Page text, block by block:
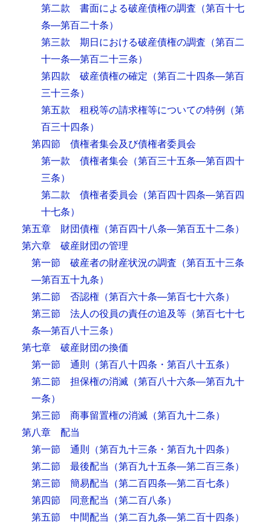
第二款 書面による破産債権の調査 （第百十七
条―第百二十条）
第三款 期日における破産債権の調査 （第百二
十一条―第百二十三条）
第四款 破産債権の確定 （第百二十四条―第百
三十三条）
第五款 租税等の請求権等についての特例 （第
百三十四条）
第四節 債権者集会及び債権者委員会
第一款 債権者集会 （第百三十五条―第百四十
三条）
第二款 債権者委員会 （第百四十四条―第百四
十七条）
第五章 財団債権 （第百四十八条―第百五十二条）
第六章 破産財団の管理
第一節 破産者の財産状況の調査 （第百五十三条
―第百五十九条）
第二節 否認権 （第百六十条―第百七十六条）
第三節 法人の役員の責任の追及等 （第百七十七
条―第百八十三条）
第七章 破産財団の換価
第一節 通則 （第百八十四条・第百八十五条）
第二節 担保権の消滅 （第百八十六条―第百九十
一条）
第三節 商事留置権の消滅 （第百九十二条）
第八章 配当
第一節 通則 （第百九十三条・第百九十四条）
第二節 最後配当 （第百九十五条―第二百三条）
第三節 簡易配当 （第二百四条―第二百七条）
第四節 同意配当 （第二百八条）
第五節 中間配当 （第二百九条―第二百十四条）